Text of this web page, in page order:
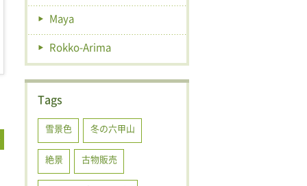
Maya
Rokko-Arima
Tags
雪景色 冬の六甲山
絶景 古物販売